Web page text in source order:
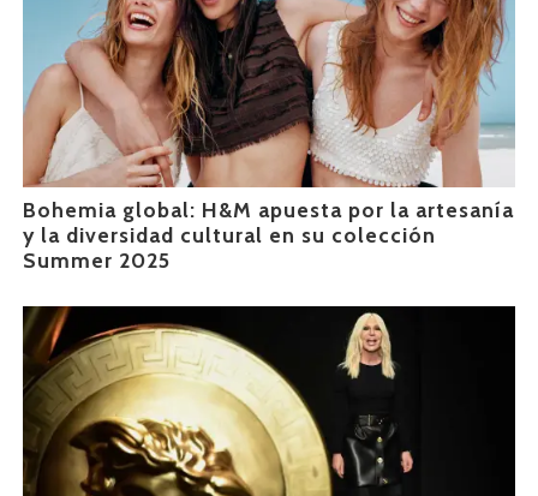
Bohemia global: H&M apuesta por la artesanía
y la diversidad cultural en su colección
Summer 2025